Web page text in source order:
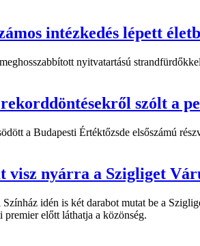
intézkedés lépett
nyitvatartású
szólt a
a Budapesti Értéktőzsde elsőszámú
visz nyárra a Szigliget
Színház idén is két darabot mutat be a
premier előtt láthatja a közönség.